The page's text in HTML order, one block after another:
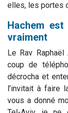
elles, les portes
Hachem est
vraiment
Le Rav
coup de
décrocha et
l’invitait à faire
vous a donné